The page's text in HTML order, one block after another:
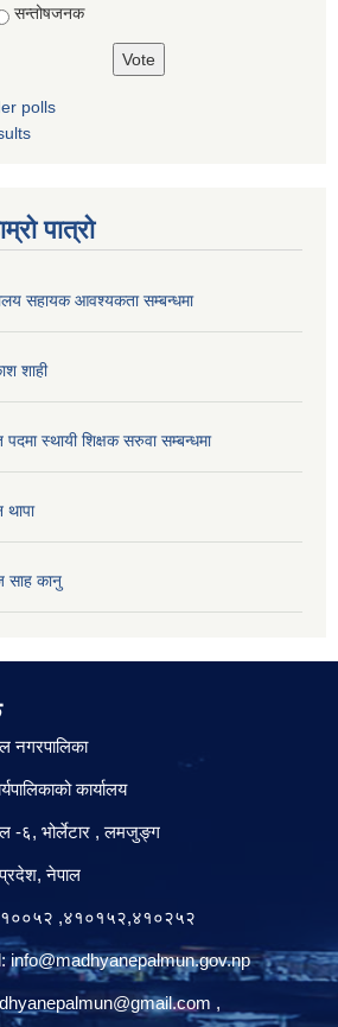
सन्तोषजनक
polls
पात्रो
सहायक आवश्यकता सम्बन्धमा
शाही
पदमा स्थायी शिक्षक सरुवा सम्बन्धमा
साह कानु
नगरपालिका
कार्यालय
-६, भोर्लेटार , लमजुङ्ग
नेपाल
,४१०१५२,४१०२५२
info@madhyanepalmun.gov.np
,